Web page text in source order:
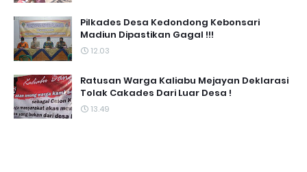
Pilkades Desa Kedondong Kebonsari
Madiun Dipastikan Gagal !!!
12.03
Ratusan Warga Kaliabu Mejayan Deklarasi
Tolak Cakades Dari Luar Desa !
13.49